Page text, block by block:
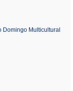
Domingo Multicultural